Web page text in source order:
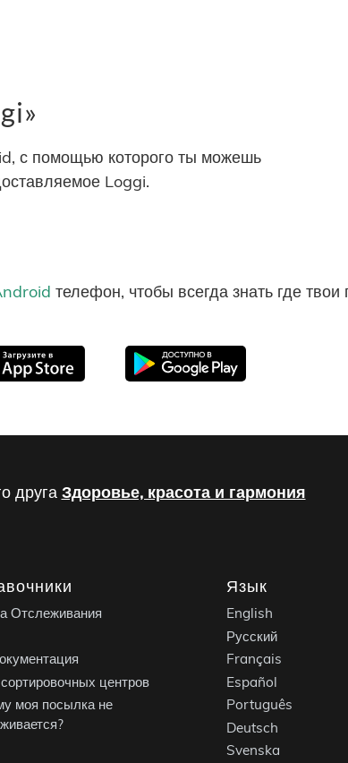
с помощью которого ты можешь
Loggi.
телефон, чтобы всегда знать где
друга Здоровье, красота и гармония
Отслеживания
центров
моя посылка не
Язык
English
Русский
Français
Español
Português
Deutsch
Svenska